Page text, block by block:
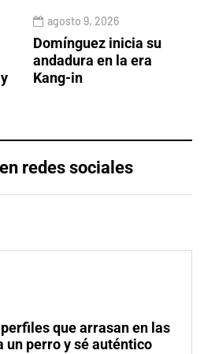
agosto 9, 2026
Domínguez inicia su
andadura en la era
Kang-in
redes sociales
que arrasan en las
un perro y sé auténtico